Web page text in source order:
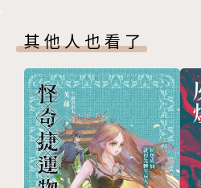
其他人也看了